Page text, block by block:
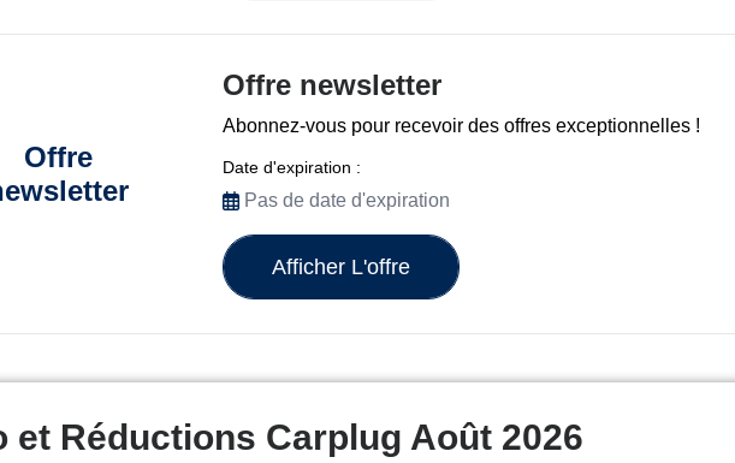
Offre
Offre newsletter
Abonnez-vous pour recevoir des offres exceptionnelles !
Date d'expiration :
Pas de date d'expiration
Afficher L'offre
et Réductions Carplug Août 2026